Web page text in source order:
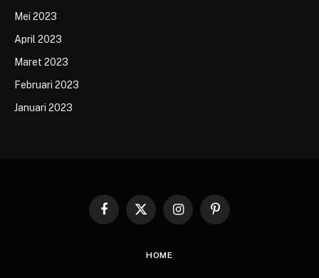
Mei 2023
April 2023
Maret 2023
Februari 2023
Januari 2023
Facebook
X
InstagramPinterest
HOME